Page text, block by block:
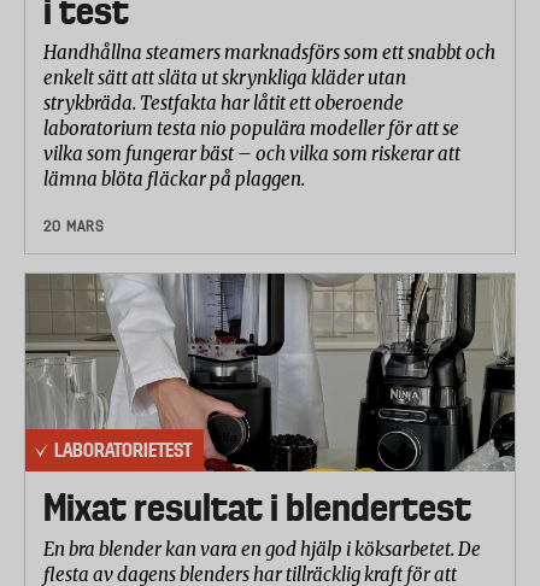
i test
Handhållna steamers marknadsförs som ett snabbt och
enkelt sätt att släta ut skrynkliga kläder utan
strykbräda. Testfakta har låtit ett oberoende
laboratorium testa nio populära modeller för att se
vilka som fungerar bäst – och vilka som riskerar att
lämna blöta fläckar på plaggen.
20 MARS
LABORATORIETEST
Mixat resultat i blendertest
En bra blender kan vara en god hjälp i köksarbetet. De
flesta av dagens blenders har tillräcklig kraft för att